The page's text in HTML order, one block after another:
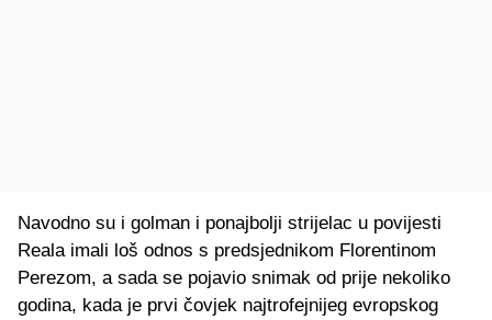
Navodno su i golman i ponajbolji strijelac u povijesti
Reala imali loš odnos s predsjednikom Florentinom
Perezom, a sada se pojavio snimak od prije nekoliko
godina, kada je prvi čovjek najtrofejnijeg evropskog